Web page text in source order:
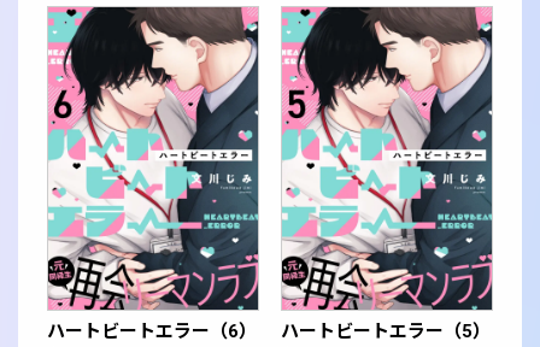
ハートビートエラー（6） ハートビートエラー（5）